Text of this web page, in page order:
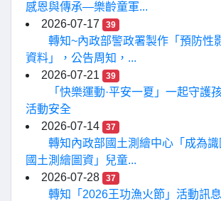
感恩與傳承—樂齡童軍...
2026-07-17
39
轉知~內政部警政署製作「預防性
資料」，公告周知，...
2026-07-21
39
「快樂運動·平安一夏」一起守護
活動安全
2026-07-14
37
轉知內政部國土測繪中心「成為
國土測繪圖資」兒童...
2026-07-28
37
轉知「2026王功漁火節」活動訊息